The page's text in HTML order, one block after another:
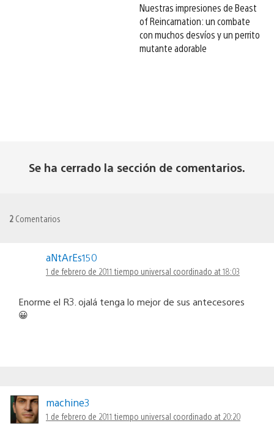
Nuestras impresiones de Beast
of Reincarnation: un combate
con muchos desvíos y un perrito
mutante adorable
Se ha cerrado la sección de comentarios.
2 Comentarios
aNtArEs150
1 de febrero de 2011 tiempo universal coordinado at 18:03
Enorme el R3. ojalá tenga lo mejor de sus antecesores
😀
machine3
1 de febrero de 2011 tiempo universal coordinado at 20:20